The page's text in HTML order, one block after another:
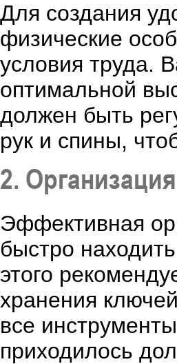
Для создания
физические
условия труда.
оптимальной
должен быть
рук и спины,
2.
Эффективная
быстро
этого
хранения
все
приходилось